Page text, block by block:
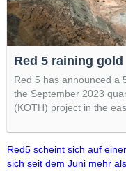
Red 5 raining gold
Red 5 has announced a
the September 2023
(KOTH) project in the
Red5 scheint sich auf
sich seit dem Juni mehr